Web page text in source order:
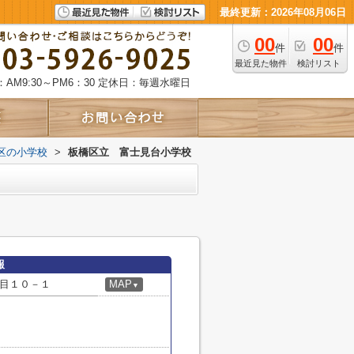
最終更新：2026年08月06日
00件
最近見た物件
00件
検討リスト
AM9:30～PM6：30 定休日：毎週水曜日
の小学校 > 板橋区立 富士見台小学校
１０－１ MAP ▼